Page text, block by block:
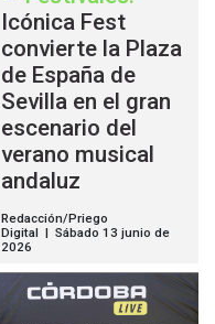
Icónica Fest
convierte la Plaza
de España de
Sevilla en el gran
escenario del
verano musical
andaluz
Redacción/Priego
Digital | Sábado 13 junio de
2026